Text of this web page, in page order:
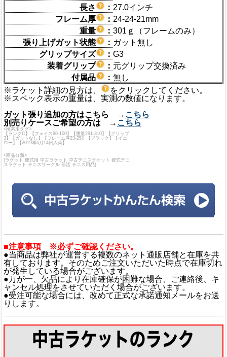
長さ
： 27.0インチ
フレーム厚
： 24-24-21mm
重量
： 301ｇ（フレームのみ）
張り上げガット状態
： ガット無し
グリップサイズ
： G3
装着グリップ
： 元グリップ交換済み
付属品
： 無し
※ラケット詳細の見方は、
をクリックしてください。
※スペック表示の重量は、実測の数値になります。
ガット張り追加の方はこちら → こちら
別売りケースご希望の方は → こちら
<検索用タグ>
【ランクC】【フェイス96-100】【重量291-310】【グリップ
3】【ガットなし】【フレーム厚23-25】【ブラック】【イエ
ロー】【2019年6月14日入荷】
<商品分類>
(ラケット 硬式用 中古ラケット 中古テニスラケット 硬式テニ
スラケット テニスサークル 部活 テニス用品)
■注意事項 ※必ずご確認ください。
●当商品は弊社が運営する複数のネット通販店舗と在庫を共
有しております。そのためご注文いただいた時点で在庫切れ
が発生している場合がございます。
●万が一、欠品により在庫確保が困難な場合、ご連絡後、キ
ャンセル処理をさせていただく場合がございます。
●受注可能な場合には、改めて正式な承諾通知メールをお送
りします。